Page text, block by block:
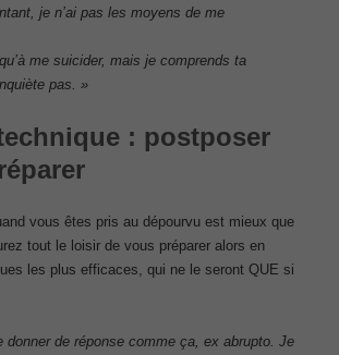
je n’ai pas les moyens de me
me suicider, mais je comprends ta
pas. »
: postposer
vous êtes pris au dépourvu est mieux que
tout le loisir de vous préparer alors en
les plus efficaces, qui ne le seront QUE si
donner de réponse comme ça, ex abrupto. Je